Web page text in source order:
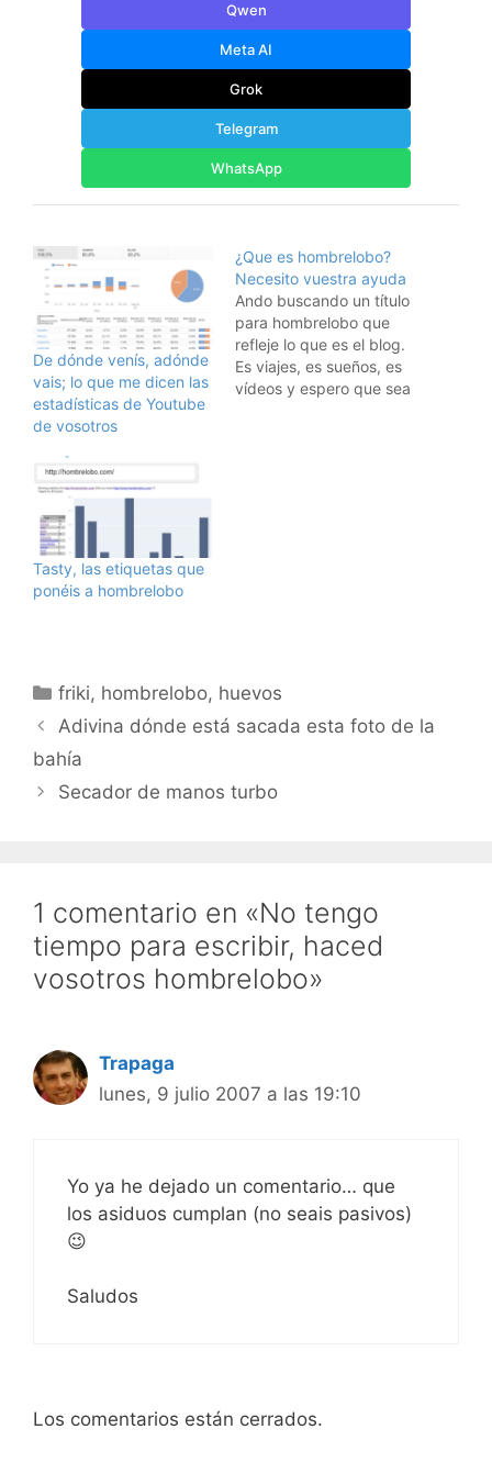
Qwen
Meta AI
Grok
Telegram
WhatsApp
De dónde venís, adónde
vais; lo que me dicen las
estadísticas de Youtube
de vosotros
¿Que es hombrelobo?
Necesito vuestra ayuda
Ando buscando un título
para hombrelobo que
refleje lo que es el blog.
Es viajes, es sueños, es
vídeos y espero que sea
Tasty, las etiquetas que
ponéis a hombrelobo
Categorías
friki, hombrelobo, huevos
Adivina dónde está sacada esta foto de la
bahía
Secador de manos turbo
1 comentario en «No tengo
tiempo para escribir, haced
vosotros hombrelobo»
Trapaga
lunes, 9 julio 2007 a las 19:10
Yo ya he dejado un comentario… que
los asiduos cumplan (no seais pasivos)
😉
Saludos
Los comentarios están cerrados.